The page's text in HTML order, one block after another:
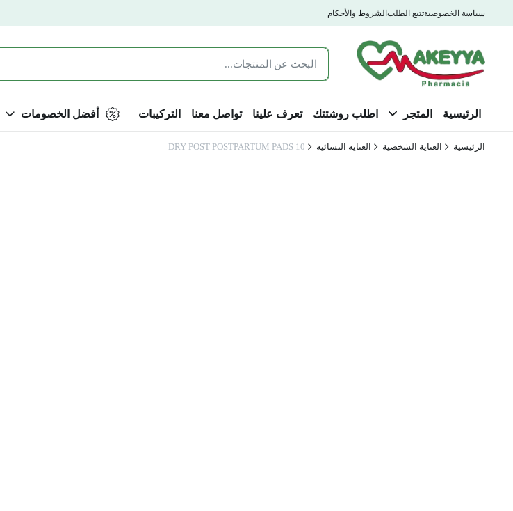
سياسة الخصوصيةتتبع الطلب الشروط والأحكام
الرئيسية المتجر اطلب روشتتك تعرف علينا تواصل معنا التركيبات أفضل الخصومات
الرئيسية العناية الشخصية العنايه النسائيه DRY POST POSTPARTUM PADS 10